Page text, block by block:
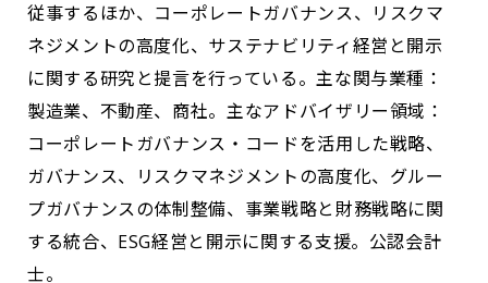
従事するほか、コーポレートガバナンス、リスクマ
ネジメントの高度化、サステナビリティ経営と開示
に関する研究と提言を行っている。主な関与業種：
製造業、不動産、商社。主なアドバイザリー領域：
コーポレートガバナンス・コードを活用した戦略、
ガバナンス、リスクマネジメントの高度化、グルー
プガバナンスの体制整備、事業戦略と財務戦略に関
する統合、ESG経営と開示に関する支援。公認会計
士。